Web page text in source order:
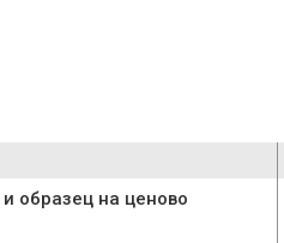
образец на ценово